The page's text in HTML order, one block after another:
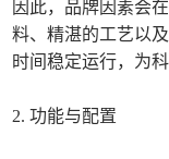
因此，品牌因素会
料、精湛的工艺以
时间稳定运行，为
2. 功能与配置